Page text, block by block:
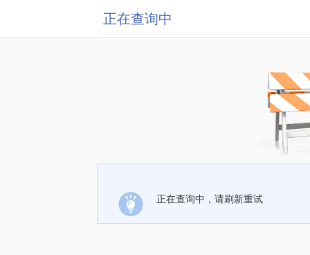
正在查询中
正在查询中，请刷新重试